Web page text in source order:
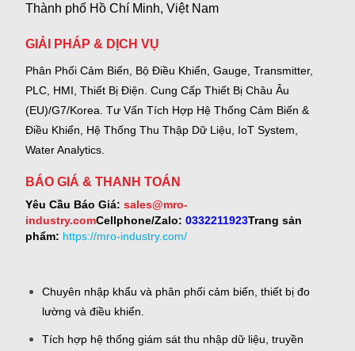
Thành phố Hồ Chí Minh, Việt Nam
GIẢI PHÁP & DỊCH VỤ
Phân Phối Cảm Biến, Bộ Điều Khiển, Gauge, Transmitter,
PLC, HMI, Thiết Bị Điện. Cung Cấp Thiết Bị Châu Âu
(EU)/G7/Korea. Tư Vấn Tích Hợp Hệ Thống Cảm Biến &
Điều Khiển, Hệ Thống Thu Thập Dữ Liệu, IoT System,
Water Analytics.
BÁO GIÁ & THANH TOÁN
Yêu Cầu Báo Giá: sales@mro-
industry.comCellphone/Zalo: 0332211923Trang sản
phẩm: https://mro-industry.com/
Chuyên nhập khẩu và phân phối cảm biến, thiết bị đo
lường và điều khiển.
Tích hợp hệ thống giám sát thu nhập dữ liệu, truyền